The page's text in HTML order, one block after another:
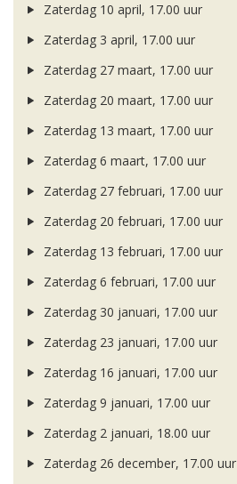
Zaterdag 10 april, 17.00 uur
Zaterdag 3 april, 17.00 uur
Zaterdag 27 maart, 17.00 uur
Zaterdag 20 maart, 17.00 uur
Zaterdag 13 maart, 17.00 uur
Zaterdag 6 maart, 17.00 uur
Zaterdag 27 februari, 17.00 uur
Zaterdag 20 februari, 17.00 uur
Zaterdag 13 februari, 17.00 uur
Zaterdag 6 februari, 17.00 uur
Zaterdag 30 januari, 17.00 uur
Zaterdag 23 januari, 17.00 uur
Zaterdag 16 januari, 17.00 uur
Zaterdag 9 januari, 17.00 uur
Zaterdag 2 januari, 18.00 uur
Zaterdag 26 december, 17.00 uur